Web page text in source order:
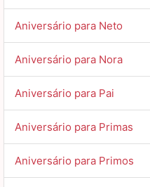
Aniversário para Neto
Aniversário para Nora
Aniversário para Pai
Aniversário para Primas
Aniversário para Primos